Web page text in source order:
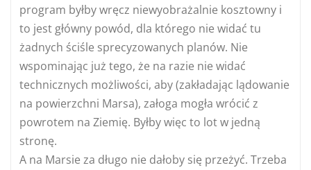
program byłby wręcz niewyobrażalnie kosztowny i
to jest główny powód, dla którego nie widać tu
żadnych ściśle sprecyzowanych planów. Nie
wspominając już tego, że na razie nie widać
technicznych możliwości, aby (zakładając lądowanie
na powierzchni Marsa), załoga mogła wrócić z
powrotem na Ziemię. Byłby więc to lot w jedną
stronę.
A na Marsie za długo nie dałoby się przeżyć. Trzeba